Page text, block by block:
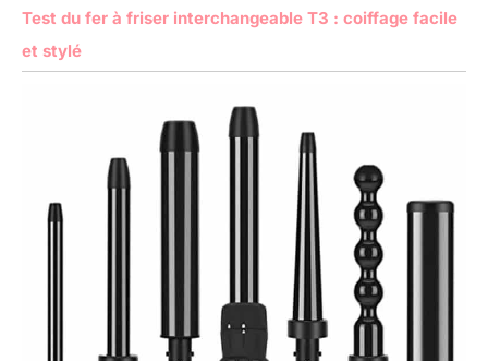
Test du fer à friser interchangeable T3 : coiffage facile
et stylé